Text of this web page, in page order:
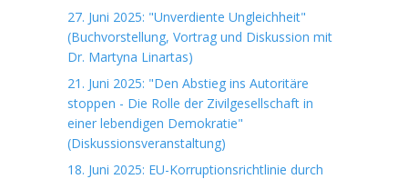
27. Juni 2025: "Unverdiente Ungleichheit"
(Buchvorstellung, Vortrag und Diskussion mit
Dr. Martyna Linartas)
21. Juni 2025: "Den Abstieg ins Autoritäre
stoppen - Die Rolle der Zivilgesellschaft in
einer lebendigen Demokratie"
(Diskussionsveranstaltung)
18. Juni 2025: EU-Korruptionsrichtlinie durch